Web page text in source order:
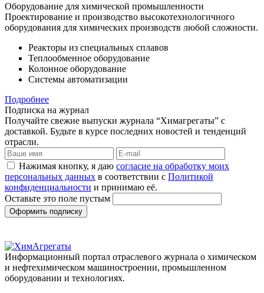
Оборудование для химической промышленности
Проектирование и производство высокотехнологичного
оборудования для химических производств любой сложности.
Реакторы из специальных сплавов
Теплообменное оборудование
Колонное оборудование
Системы автоматизации
Подробнее
Подписка на журнал
Получайте свежие выпуски журнала “Химагрегаты” с
доставкой. Будьте в курсе последних новостей и тенденций
отрасли.
Нажимая кнопку, я даю согласие на обработку моих
персональных данных в соответствии с Политикой
конфиденциальности и принимаю её.
Оставьте это поле пустым
Оформить подписку
Информационный портал отраслевого журнала о химическом
и нефтехимическом машиностроении, промышленном
оборудовании и технологиях.